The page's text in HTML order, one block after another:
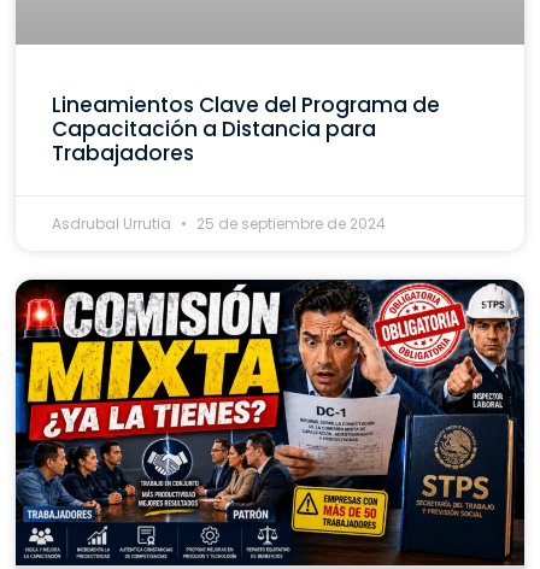
Lineamientos Clave del Programa de
Capacitación a Distancia para
Trabajadores
Asdrubal Urrutia 25 de septiembre de 2024